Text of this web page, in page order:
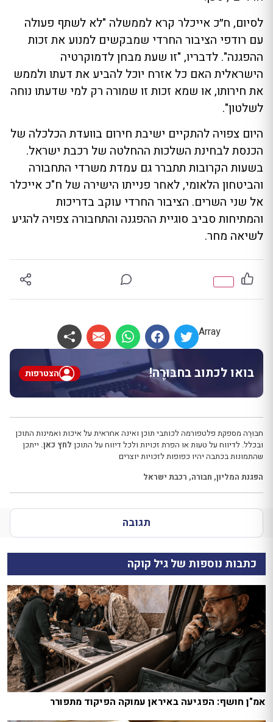
לסיום, ח״כ אייכלר קרא לממשלה "לא לשתף פעולה
עם רודפי הציבור החרדי שמבקשים למנוע את זכות
ההפגנה". לדבריו, "זו שעת מבחן לדמוקרטיה
הישראלית האם כל אזרח יוכל להביע את דעתו ולממש
את חירותו, או שמא זכות זו שמורה רק למי שדעתו נוחה
לשלטון".
היום צפויה להתקיים ישיבת חירום בוועדת הכלכלה של
הכנסת לבחינת השלכות ההחלטה של רכבת ישראל.
בשעות הקרובות תתברר גם עמדת משרדי התחבורה
והביטחון הלאומי, לאחר פנייתו הישירה של ח"כ אייכלר
אל שני השרים. הציבור החרדי עוקב בדריכות
והמתיחות סביב סוגיית ההפגנה והתחבורה צפויה להגיע
לשיאה מחר.
Array
בואו לכתוב בחבּוּרֶה! הצטרפות
חבּוּרֶה מספקת פלטפורמה לכותבי תוכן ואינה אחראית על איכות ואמינות התוכן
ובכלל. לדיווח על טעות או הפרת זכויות ולכל דיווח על התוכן לחץ כאן. ייתכן
שהתמונות בכתבה יהיו כפופות לזכויות יוצרים
הפגנת המליון, חבורה, רכבת ישראל
תגובה
כתבות נוספות של גיל קוקה
אמ"ן חושף: הפגיעה באיראן עמוקה הפיקוד מתפורר